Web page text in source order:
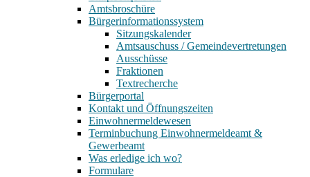
Amtsbroschüre
Bürgerinformationssystem
Sitzungskalender
Amtsauschuss / Gemeindevertretungen
Ausschüsse
Fraktionen
Textrecherche
Bürgerportal
Kontakt und Öffnungszeiten
Einwohnermeldewesen
Terminbuchung Einwohnermeldeamt &
Gewerbeamt
Was erledige ich wo?
Formulare